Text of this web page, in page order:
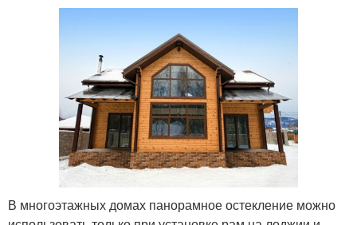
В многоэтажных домах панорамное остекление можно